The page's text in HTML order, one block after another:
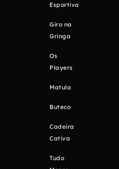
Esportiva
Giro na
Gringa
Os
Players
Matula
Buteco
Cadeira
Cativa
Tudo